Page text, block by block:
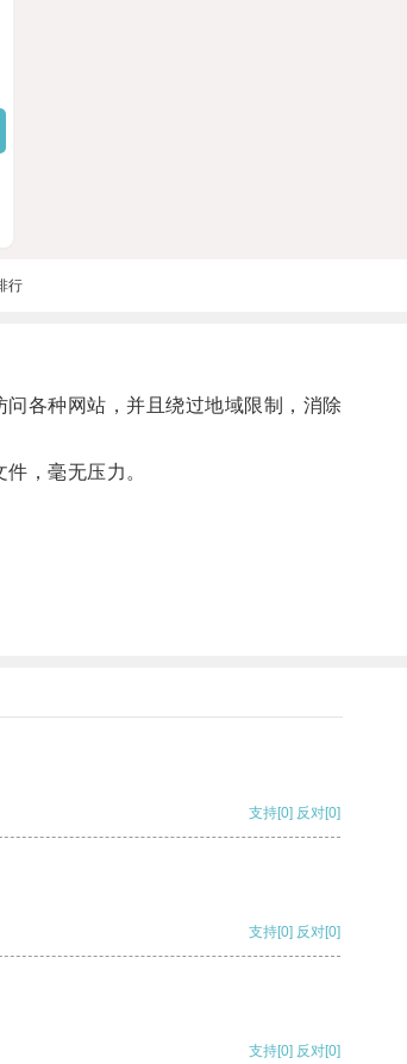
行
各种网站，并且绕过地域限制，消除
，毫无压力。
支持[0] 反对[0]
支持[0] 反对[0]
支持[0] 反对[0]